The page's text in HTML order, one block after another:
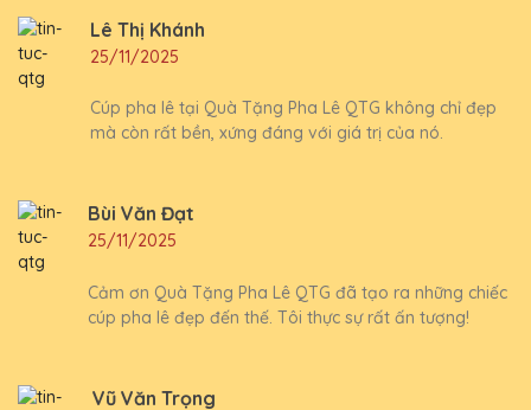
Lê Thị Khánh
25/11/2025
Cúp pha lê tại Quà Tặng Pha Lê QTG không chỉ đẹp
mà còn rất bền, xứng đáng với giá trị của nó.
Bùi Văn Đạt
25/11/2025
Cảm ơn Quà Tặng Pha Lê QTG đã tạo ra những chiếc
cúp pha lê đẹp đến thế. Tôi thực sự rất ấn tượng!
Vũ Văn Trọng